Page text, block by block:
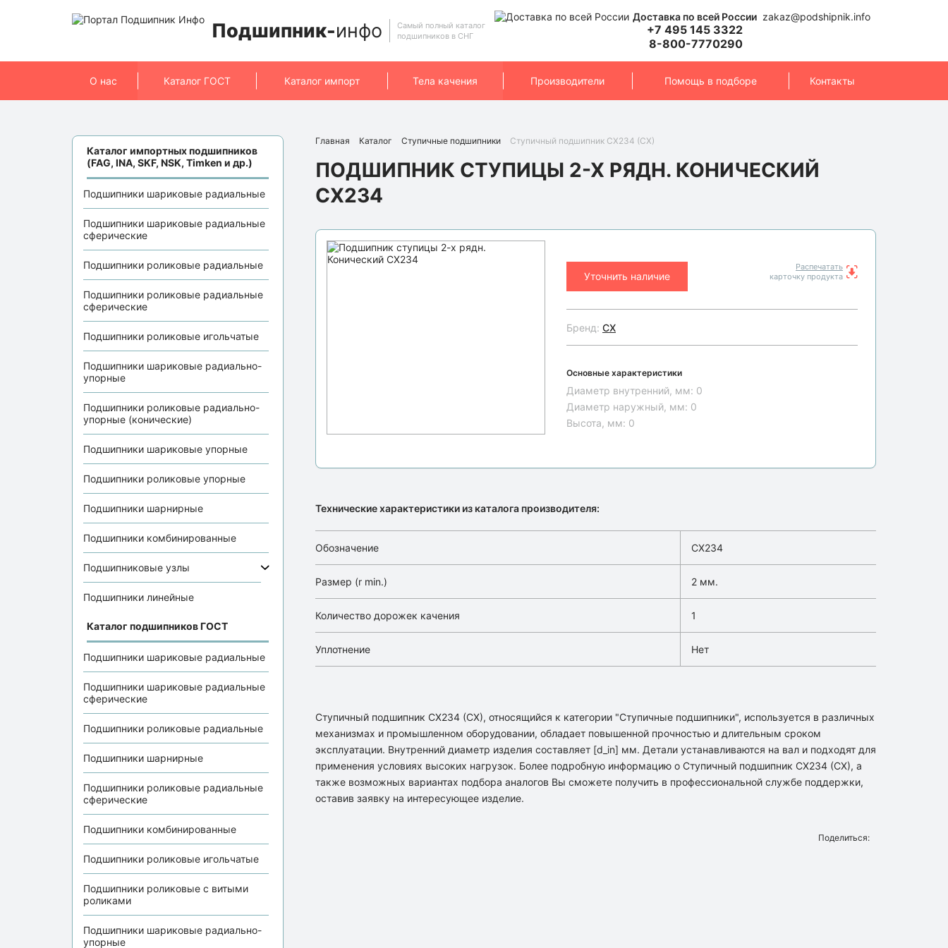
Подшипник-инфо
Самый полный каталог
подшипников в СНГ
Доставка по всей России zakaz@podshipnik.info
+7 495 145 3322
8-800-7770290
О нас Каталог ГОСТ Каталог импорт Тела качения Производители Помощь в подборе Контакты
Каталог импортных подшипников
(FAG, INA, SKF, NSK, Timken и др.)
Подшипники шариковые радиальные
Подшипники шариковые радиальные
сферические
Подшипники роликовые радиальные
Подшипники роликовые радиальные
сферические
Подшипники роликовые игольчатые
Подшипники шариковые радиально-
упорные
Подшипники роликовые радиально-
упорные (конические)
Подшипники шариковые упорные
Подшипники роликовые упорные
Подшипники шарнирные
Подшипники комбинированные
Подшипниковые узлы
Подшипники линейные
Каталог подшипников ГОСТ
Подшипники шариковые радиальные
Подшипники шариковые радиальные
сферические
Подшипники роликовые радиальные
Подшипники шарнирные
Подшипники роликовые радиальные
сферические
Подшипники комбинированные
Подшипники роликовые игольчатые
Подшипники роликовые с витыми
роликами
Подшипники шариковые радиально-
упорные
Главная Каталог Ступичные подшипники Ступичный подшипник CX234 (CX)
ПОДШИПНИК СТУПИЦЫ 2-Х РЯДН. КОНИЧЕСКИЙ
CX234
Уточнить наличие
Распечатать
карточку продукта
Бренд: CX
Основные характеристики
Диаметр внутренний, мм: 0
Диаметр наружный, мм: 0
Высота, мм: 0
Технические характеристики из каталога производителя:
Обозначение CX234
Размер (r min.) 2 мм.
Количество дорожек качения 1
Уплотнение Нет
Ступичный подшипник CX234 (CX), относящийся к категории "Ступичные подшипники", используется в различных
механизмах и промышленном оборудовании, обладает повышенной прочностью и длительным сроком
эксплуатации. Внутренний диаметр изделия составляет [d_in] мм. Детали устанавливаются на вал и подходят для
применения условиях высоких нагрузок. Более подробную информацию о Ступичный подшипник CX234 (CX), а
также возможных вариантах подбора аналогов Вы сможете получить в профессиональной службе поддержки,
оставив заявку на интересующее изделие.
Поделиться: